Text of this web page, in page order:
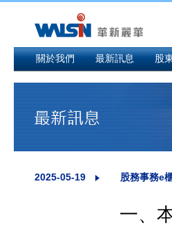
關於我們 最新訊息 股
2025-05-19 股務事務e
一、